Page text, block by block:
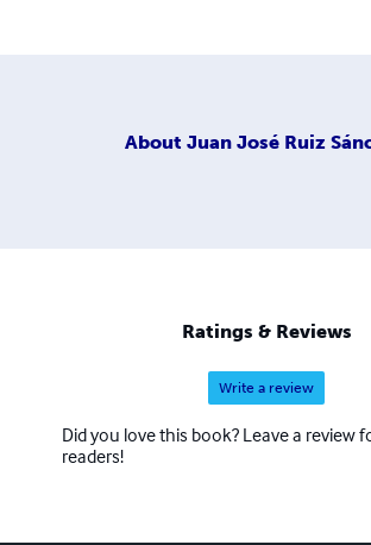
About Juan José Ruiz
Ratings & Reviews
Write a review
Did you love this book? Leave a review
readers!